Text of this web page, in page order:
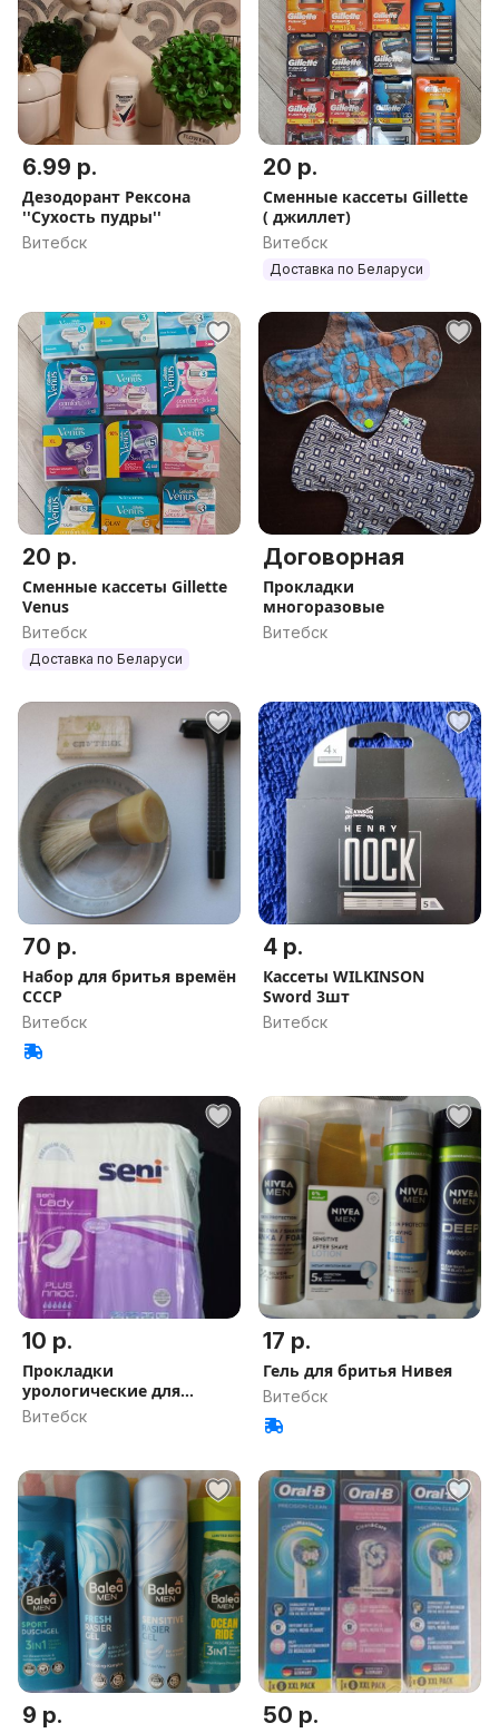
6.99 р.
Дезодорант Рексона
''Сухость пудры''
Витебск
20 р.
Сменные кассеты Gillette
( джиллет)
Витебск
Доставка по Беларуси
20 р.
Сменные кассеты Gillette
Venus
Витебск
Доставка по Беларуси
Договорная
Прокладки
многоразовые
Витебск
70 р.
Набор для бритья времён
СССР
Витебск
4 р.
Кассеты WILKINSON
Sword 3шт
Витебск
10 р.
Прокладки
урологические для
женщин Seni
Витебск
17 р.
Гель для бритья Нивея
Витебск
9 р. 50 р.